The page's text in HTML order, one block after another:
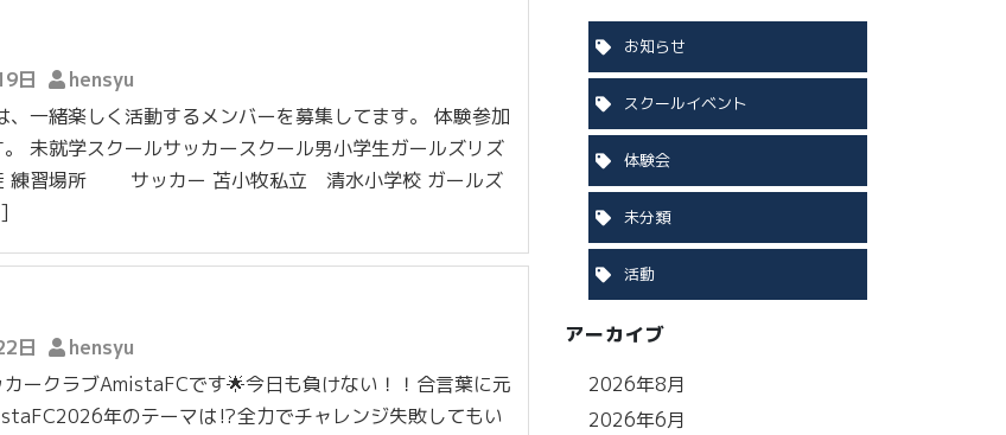
日
hensyu
、一緒楽しく活動するメンバーを募集してます。 体験参加
未就学スクールサッカースクール男小学生ガールズリズ
練習場所 サッカー 苫小牧私立 清水小学校 ガールズ
日
hensyu
ークラブAmistaFCです🌟今日も負けない！！合言葉に元
年のテーマは⁉️全力でチャレンジ失敗してもい
お知らせ
スクールイベント
体験会
未分類
活動
アーカイブ
2026年8月
2026年6月